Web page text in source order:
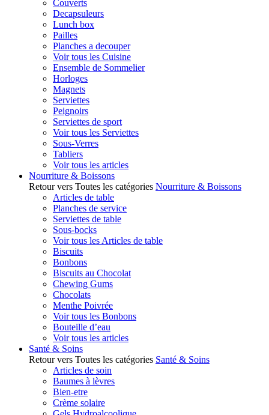
Couverts
Decapsuleurs
Lunch box
Pailles
Planches a decouper
Voir tous les Cuisine
Ensemble de Sommelier
Horloges
Magnets
Serviettes
Peignoirs
Serviettes de sport
Voir tous les Serviettes
Sous-Verres
Tabliers
Voir tous les articles
Nourriture & Boissons
Retour vers Toutes les catégories Nourriture & Boissons
Articles de table
Planches de service
Serviettes de table
Sous-bocks
Voir tous les Articles de table
Biscuits
Bonbons
Biscuits au Chocolat
Chewing Gums
Chocolats
Menthe Poivrée
Voir tous les Bonbons
Bouteille d’eau
Voir tous les articles
Santé & Soins
Retour vers Toutes les catégories Santé & Soins
Articles de soin
Baumes à lèvres
Bien-etre
Crème solaire